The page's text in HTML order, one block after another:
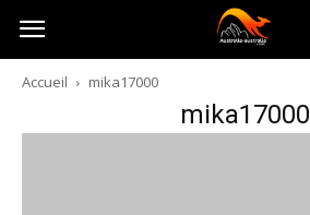
Australia-
australie.com
Accueil mika17000
mika17000